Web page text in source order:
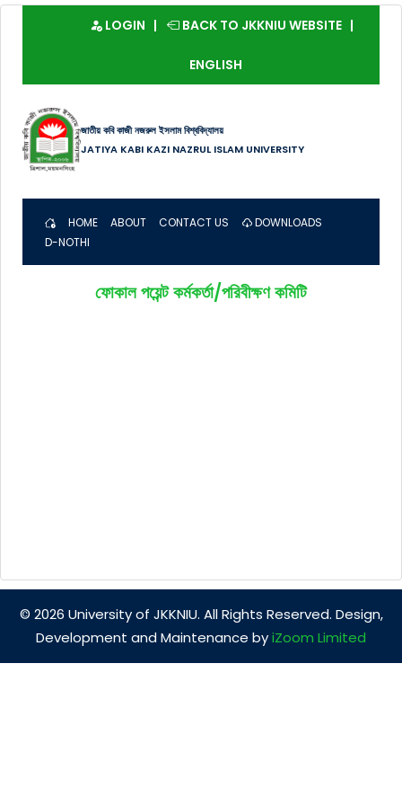
LOGIN BACK TO JKKNIU WEBSITE
ENGLISH
জাতীয় কবি কাজী নজরুল ইসলাম বিশ্ববিদ্যালয়
JATIYA KABI KAZI NAZRUL ISLAM UNIVERSITY
HOME ABOUT CONTACT US
DOWNLOADS
D-NOTHI
ফোকাল পয়েন্ট কর্মকর্তা/পরিবীক্ষণ কমিটি
© 2026 University of JKKNIU. All Rights Reserved. Design,
Development and Maintenance byiZoom Limited